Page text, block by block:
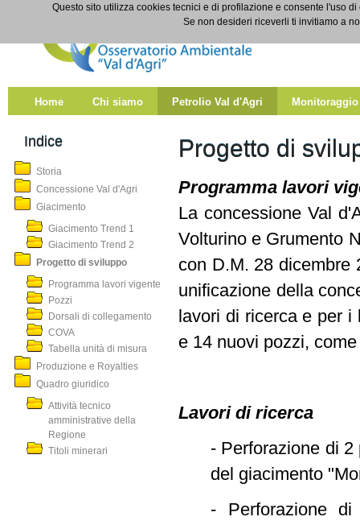
Salta al contenuto
Progetto di sviluppo
Home Chi siamo Petrolio Val d'Agri Monitoraggio
Indice
Storia
Concessione Val d'Agri
Giacimento
Giacimento Trend 1
Giacimento Trend 2
Progetto di sviluppo
Programma lavori vigente
Pozzi
Dorsali di collegamento
COVA
Tabella unità di misura
Produzione e Royalties
Quadro giuridico
Attività tecnico
amministrative della
Regione
Titoli minerari
Progetto di
Programma lavori
La concessione Val
Volturino e Grumento
con D.M. 28
unificazione della
lavori di ricerca e per
e 14 nuovi pozzi,
Lavori di ricerca
- Perforazione di
del giacimento
- Perforazione
Questo sito utilizza cookies tecnici e di profilazione e consente l'uso
Se non desideri riceverli ti invitiamo a